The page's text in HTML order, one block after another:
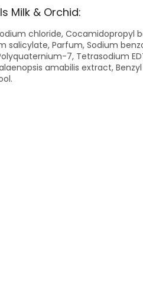
Milk & Orchid:
chloride, Cocamidopropyl
salicylate, Parfum, Sodium
7, Tetrasodium
amabilis extract, Benzyl